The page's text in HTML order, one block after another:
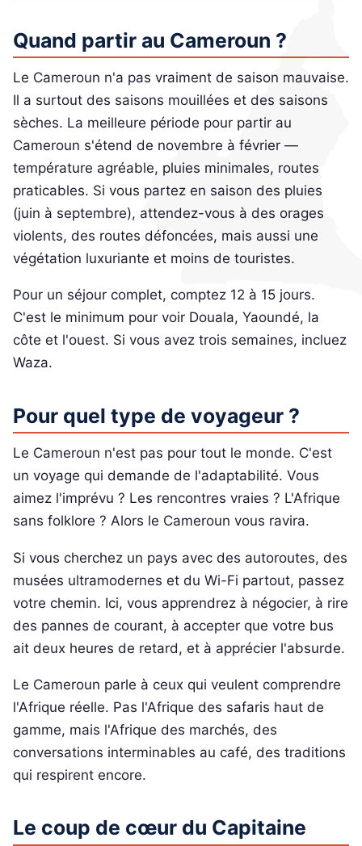
Quand partir au Cameroun ?
Le Cameroun n'a pas vraiment de saison mauvaise.
Il a surtout des saisons mouillées et des saisons
sèches. La meilleure période pour partir au
Cameroun s'étend de novembre à février —
température agréable, pluies minimales, routes
praticables. Si vous partez en saison des pluies
(juin à septembre), attendez-vous à des orages
violents, des routes défoncées, mais aussi une
végétation luxuriante et moins de touristes.
Pour un séjour complet, comptez 12 à 15 jours.
C'est le minimum pour voir Douala, Yaoundé, la
côte et l'ouest. Si vous avez trois semaines, incluez
Waza.
Pour quel type de voyageur ?
Le Cameroun n'est pas pour tout le monde. C'est
un voyage qui demande de l'adaptabilité. Vous
aimez l'imprévu ? Les rencontres vraies ? L'Afrique
sans folklore ? Alors le Cameroun vous ravira.
Si vous cherchez un pays avec des autoroutes, des
musées ultramodernes et du Wi-Fi partout, passez
votre chemin. Ici, vous apprendrez à négocier, à rire
des pannes de courant, à accepter que votre bus
ait deux heures de retard, et à apprécier l'absurde.
Le Cameroun parle à ceux qui veulent comprendre
l'Afrique réelle. Pas l'Afrique des safaris haut de
gamme, mais l'Afrique des marchés, des
conversations interminables au café, des traditions
qui respirent encore.
Le coup de cœur du Capitaine